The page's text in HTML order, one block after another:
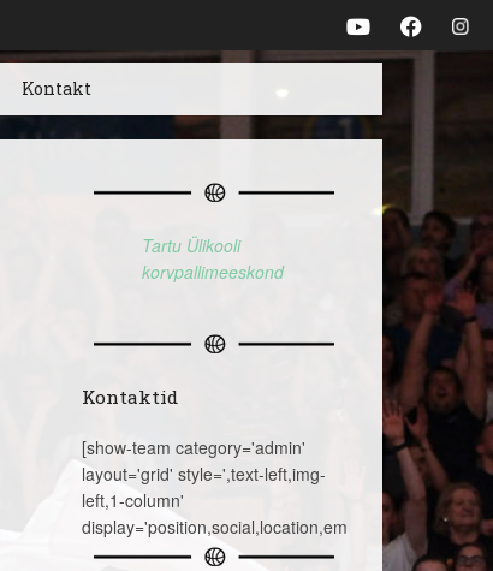
Kontakt
Tartu Ülikooli
korvpallimeeskond
Kontaktid
[show-team category='admin'
layout='grid' style=',text-left,img-
left,1-column'